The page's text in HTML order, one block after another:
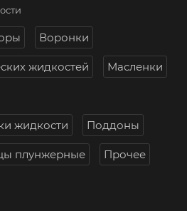
Воронки
жидкостей Масленки
жидкости Поддоны
плунжерные Прочее